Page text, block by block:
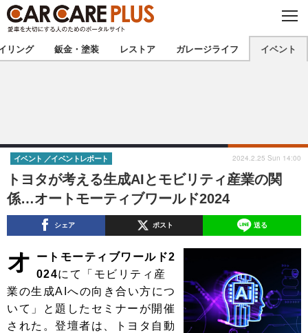
C
O
S
E
★カーケアプラス認定★ 厳選プロショップを地域から探す
甲信越 北陸
東海 関西
中国 四国
九州
注目の記事
ショップレポート 愛車 File
ディテイリング
リング 鈑金・塗装 レストア ガレージライフ イベント
トヨタが考える生成AIとモビリティ産業の関
係…オートモーティブワールド2024
イベント イベントレポート 2024.2.25 Sun 14:00
シェア ポスト 送る
オ
ートモーティブワールド2
024にて「モビリティ産
業の生成AIへの向き合い方につ
いて」と題したセミナーが開催
された。登壇者は、トヨタ自動